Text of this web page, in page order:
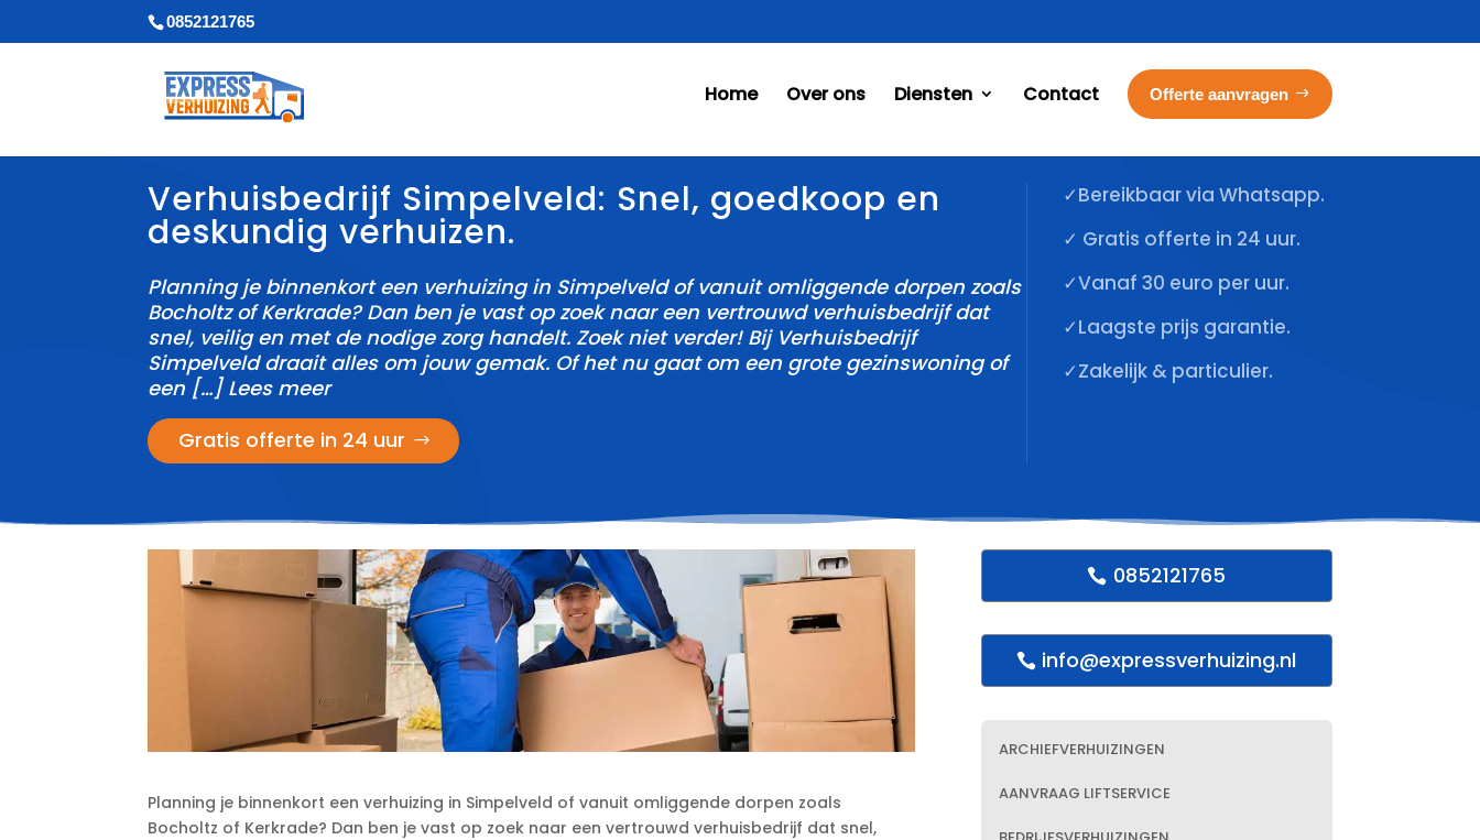
0852121765
Home Over ons Diensten Contact Offerte aanvragen
Verhuisbedrijf Simpelveld: Snel, goedkoop en
deskundig verhuizen.
Planning je binnenkort een verhuizing in Simpelveld of vanuit omliggende dorpen zoals
Bocholtz of Kerkrade? Dan ben je vast op zoek naar een vertrouwd verhuisbedrijf dat
snel, veilig en met de nodige zorg handelt.​ Zoek niet verder! Bij Verhuisbedrijf
Simpelveld draait alles om jouw gemak.​ Of het nu gaat om een grote gezinswoning of
een […] Lees meer
Gratis offerte in 24 uur
✓Bereikbaar via Whatsapp.
✓ Gratis offerte in 24 uur.
✓Vanaf 30 euro per uur.
✓Laagste prijs garantie.
✓Zakelijk & particulier.
Planning je binnenkort een verhuizing in Simpelveld of vanuit omliggende dorpen zoals
Bocholtz of Kerkrade? Dan ben je vast op zoek naar een vertrouwd verhuisbedrijf dat snel,
0852121765
info@expressverhuizing.nl
ARCHIEFVERHUIZINGEN
AANVRAAG LIFTSERVICE